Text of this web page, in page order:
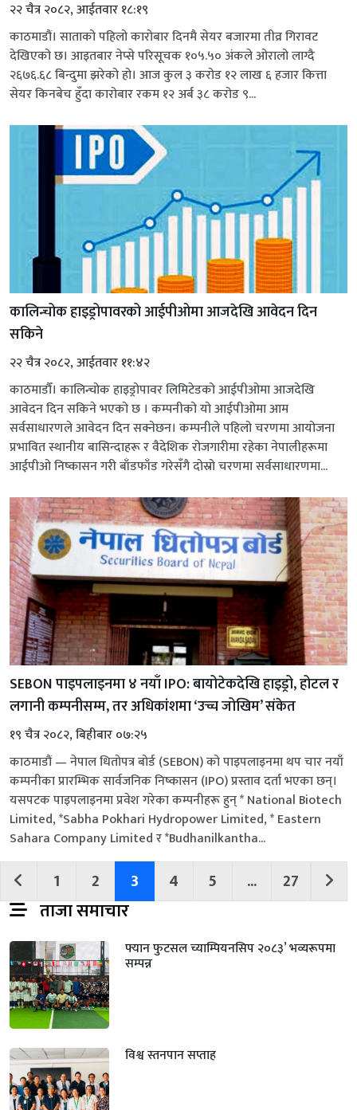
२२ चैत्र २०८२, आईतवार १८:१९
काठमाडौं। साताको पहिलो कारोबार दिनमै सेयर बजारमा तीव्र गिरावट
देखिएको छ। आइतबार नेप्से परिसूचक १०५.५० अंकले ओरालो लाग्दै
२६७६.६८ बिन्दुमा झरेको हो। आज कुल ३ करोड १२ लाख ६ हजार कित्ता
सेयर किनबेच हुँदा कारोबार रकम १२ अर्ब ३८ करोड ९...
कालिन्चोक हाइड्रोपावरको आईपीओमा आजदेखि आवेदन दिन
सकिने
२२ चैत्र २०८२, आईतवार ११:४२
काठमाडौँ। कालिन्चोक हाइड्रोपावर लिमिटेडको आईपीओमा आजदेखि
आवेदन दिन सकिने भएको छ । कम्पनीको यो आईपीओमा आम
सर्वसाधारणले आवेदन दिन सक्नेछन। कम्पनीले पहिलो चरणमा आयोजना
प्रभावित स्थानीय बासिन्दाहरू र वैदेशिक रोजगारीमा रहेका नेपालीहरूमा
आईपीओ निष्कासन गरी बाँडफाँड गरेसँगै दोस्रो चरणमा सर्वसाधारणमा...
SEBON पाइपलाइनमा ४ नयाँ IPO: बायोटेकदेखि हाइड्रो, होटल र
लगानी कम्पनीसम्म, तर अधिकांशमा ‘उच्च जोखिम’ संकेत
१९ चैत्र २०८२, बिहीबार ०७:२५
काठमाडौं — नेपाल धितोपत्र बोर्ड (SEBON) को पाइपलाइनमा थप चार नयाँ
कम्पनीका प्रारम्भिक सार्वजनिक निष्कासन (IPO) प्रस्ताव दर्ता भएका छन्।
यसपटक पाइपलाइनमा प्रवेश गरेका कम्पनीहरू हुन् * National Biotech
Limited, *Sabha Pokhari Hydropower Limited, * Eastern
Sahara Company Limited र *Budhanilkantha...
1 2 3 4 5 ... 27
ताजा समाचार
फ्यान फुटसल च्याम्पियनसिप २०८३’ भव्यरूपमा
सम्पन्न
विश्व स्तनपान सप्ताह